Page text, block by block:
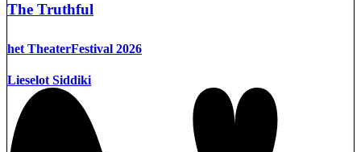
The Truthful
het TheaterFestival 2026
Lieselot Siddiki